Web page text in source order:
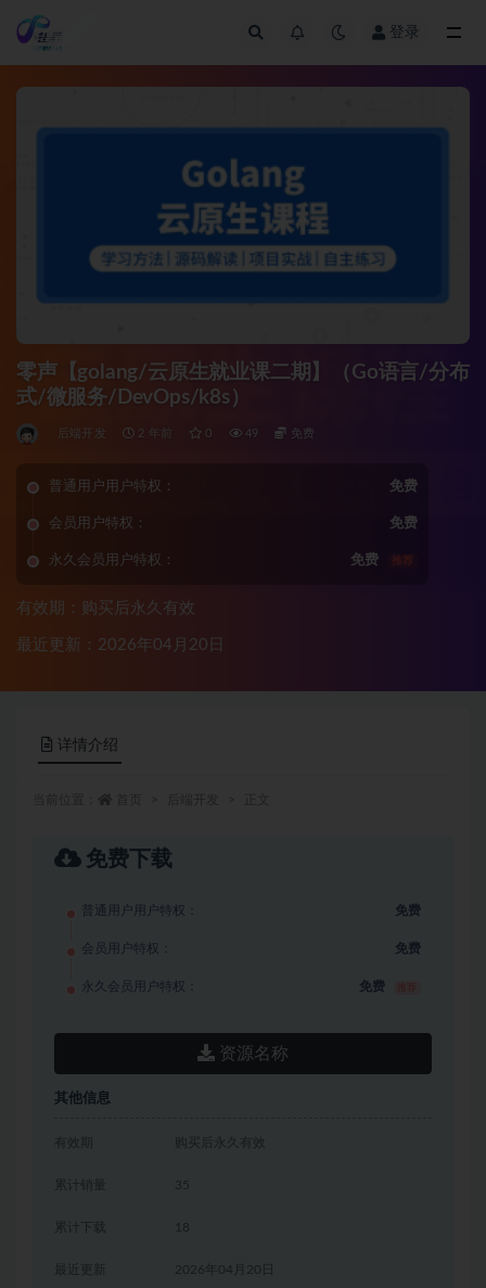
登录
零声【golang/云原生就业课二期】（Go语言/分布
式/微服务/DevOps/k8s）
后端开发 2 年前 0 49 免费
普通用户用户特权： 免费
会员用户特权： 免费
永久会员用户特权： 免费 推荐
有效期：购买后永久有效
最近更新：2026年04月20日
详情介绍
免费下载
普通用户用户特权： 免费
会员用户特权： 免费
永久会员用户特权： 免费
资源名称
其他信息
有效期 购买后永久有效
累计销量 35
累计下载 18
2026年04月20日